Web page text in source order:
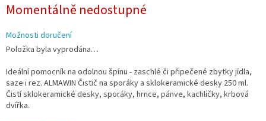
cena:
Momentálně nedostupné
Možnosti doručení
Položka byla vyprodána…
Ideální pomocník na odolnou špínu - zaschlé či připečené zbytky jídla,
saze i rez. ALMAWIN Čistič na sporáky a sklokeramické desky 250 ml.
Čistí sklokeramické desky, sporáky, hrnce, pánve, kachličky, krbová
dvířka.